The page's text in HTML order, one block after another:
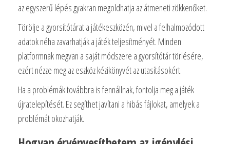
az egyszerű lépés gyakran megoldhatja az átmeneti zökkenőket.
Törölje a gyorsítótárat a játékeszközén, mivel a felhalmozódott
adatok néha zavarhatják a játék teljesítményét. Minden
platformnak megvan a saját módszere a gyorsítótár törlésére,
ezért nézze meg az eszköz kézikönyvét az utasításokért.
Ha a problémák továbbra is fennállnak, fontolja meg a játék
újratelepítését. Ez segíthet javítani a hibás fájlokat, amelyek a
problémát okozhatják.